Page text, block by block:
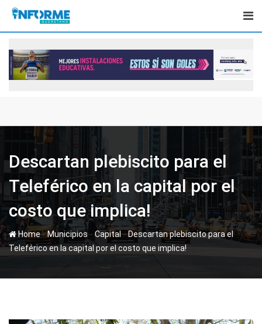
Skip
content
Descartan plebiscito para el
Teleférico en la capital por el
costo que implica!
Home-Municipios-Capital-Descartan plebiscito para el
Teleférico en la capital por el costo que implica!